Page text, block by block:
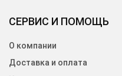
СЕРВИС И ПОМОЩЬ
О компании
Доставка и оплата